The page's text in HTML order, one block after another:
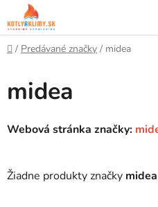
Prejsť
na
obsah
Domov
/ Predávané značky / midea
midea
Webová stránka značky:
Žiadne produkty značky midea